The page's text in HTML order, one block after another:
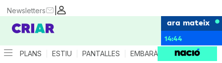
|
Newsletters
ara mateix
14:44
PLANS ESTIU PANTALLES EMBARÀS CRIANÇA